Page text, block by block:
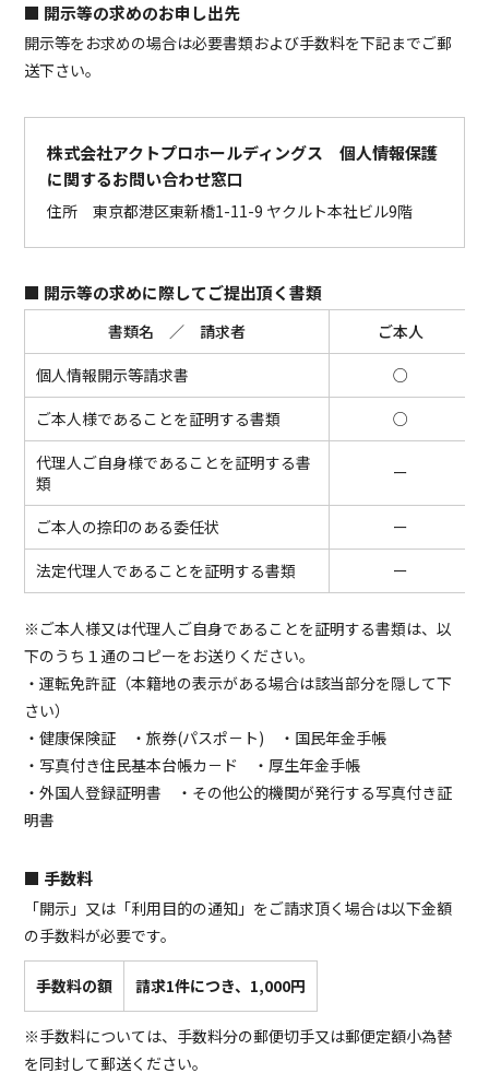
■ 開示等の求めのお申し出先
開示等をお求めの場合は必要書類および手数料を下記までご郵
送下さい。
株式会社アクトプロホールディングス 個人情報保護
に関するお問い合わせ窓口
住所 東京都港区東新橋1-11-9 ヤクルト本社ビル9階
■ 開示等の求めに際してご提出頂く書類
書類名 ／ 請求者
ご本人
個人情報開示等請求書
○
ご本人様であることを証明する書類
○
代理人ご自身様であることを証明する書
類
ー
ご本人の捺印のある委任状
ー
法定代理人であることを証明する書類
ー
※ご本人様又は代理人ご自身であることを証明する書類は、以
下のうち１通のコピーをお送りください。
・運転免許証（本籍地の表示がある場合は該当部分を隠して下
さい）
・健康保険証 ・旅券(パスポ－ト) ・国民年金手帳
・写真付き住民基本台帳カ－ド ・厚生年金手帳
・外国人登録証明書 ・その他公的機関が発行する写真付き証
明書
■ 手数料
「開示」又は「利用目的の通知」をご請求頂く場合は以下金額
の手数料が必要です。
手数料の額 請求1件につき、1,000円
※手数料については、手数料分の郵便切手又は郵便定額小為替
を同封して郵送ください。